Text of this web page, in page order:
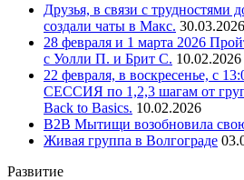
Друзья, в связи с трудностями
создали чаты в Макс. 30.03.2026
28 февраля и 1 марта 2026
с Уолли П. и Брит С. 10.02.2026
22 февраля, в воскресенье, с
СЕССИЯ по 1,2,3 шагам от
Back to Basics. 10.02.2026
В2В Мытищи возобновила
Живая группа в Волгограде
Развитие